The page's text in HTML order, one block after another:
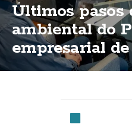
Últimos pasos
ambiental do
empresarial